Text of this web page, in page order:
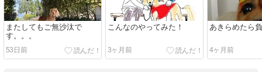
またしてもご無沙汰で
す。。。
53日前
こんなのやってみた！
3ヶ月前
あきらめたら
4ヶ月前